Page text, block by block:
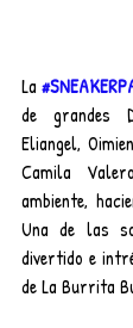
La
de grandes
Eliangel,
Camila
ambiente,
Una de las
divertido e
de La Burrita